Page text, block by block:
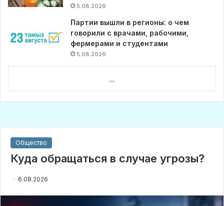
5.08.2026
Партии вышли в регионы: о чем
говорили с врачами, рабочими,
фермерами и студентами
5.08.2026
...